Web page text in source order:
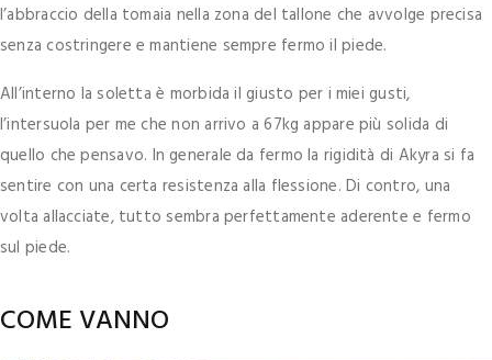
l’abbraccio della tomaia nella zona del tallone che avvolge precisa
senza costringere e mantiene sempre fermo il piede.
All’interno la soletta è morbida il giusto per i miei gusti,
l’intersuola per me che non arrivo a 67kg appare più solida di
quello che pensavo. In generale da fermo la rigidità di Akyra si fa
sentire con una certa resistenza alla flessione. Di contro, una
volta allacciate, tutto sembra perfettamente aderente e fermo
sul piede.
COME VANNO